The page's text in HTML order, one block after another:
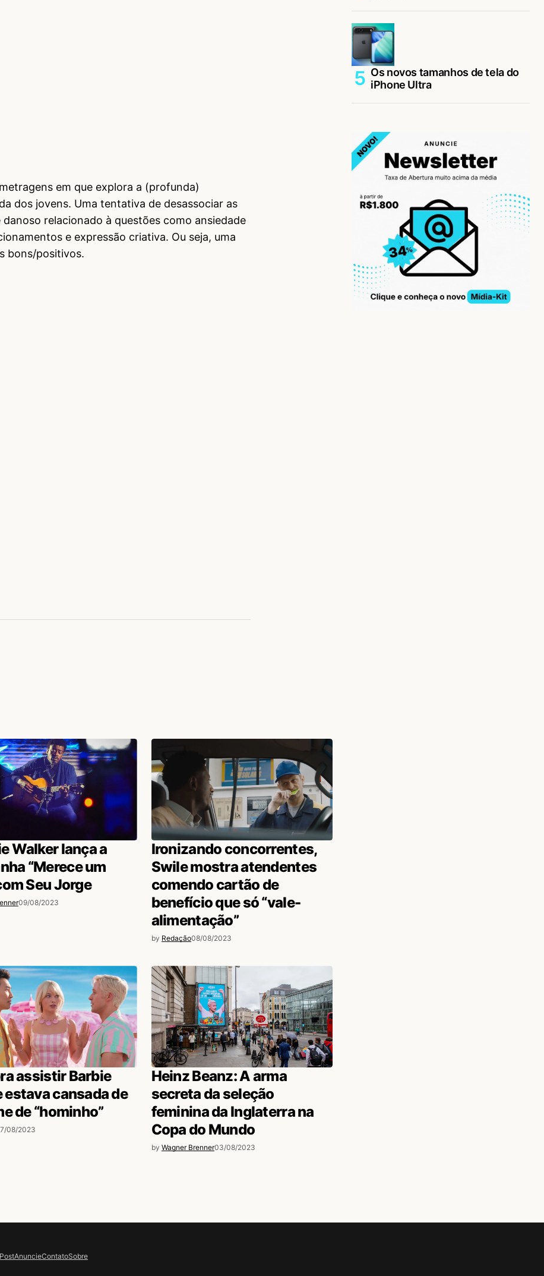
em que explora a (profunda)
dos jovens. Uma tentativa de desassociar as
relacionado à questões como ansiedade
e expressão criativa. Ou seja, uma
bons/positivos.
Walker lança a
“Merece um
Seu Jorge
09/08/2023
Ironizando concorrentes,
Swile mostra atendentes
comendo cartão de
benefício que só “vale-
alimentação”
by Redação08/08/2023
assistir Barbie
estava cansada de
de “hominho”
08/2023
Heinz Beanz: A arma
secreta da seleção
feminina da Inglaterra na
Copa do Mundo
by Wagner Brenner03/08/2023
Os novos tamanhos de tela do
iPhone Ultra
AnuncieContatoSobre